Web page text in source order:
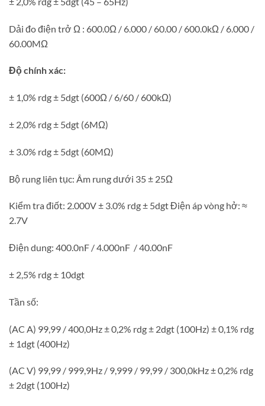
Dải đo điện trở Ω : 600.0Ω / 6.000 / 60.00 / 600.0kΩ / 6.000 /
60.00MΩ
Độ chính xác:
± 1,0% rdg ± 5dgt (600Ω / 6/60 / 600kΩ)
± 2,0% rdg ± 5dgt (6MΩ)
± 3.0% rdg ± 5dgt (60MΩ)
Bộ rung liên tục: Âm rung dưới 35 ± 25Ω
Kiểm tra điốt: 2.000V ± 3.0% rdg ± 5dgt Điện áp vòng hở: ≈
2.7V
Điện dung: 400.0nF / 4.000nF / 40.00nF
± 2,5% rdg ± 10dgt
Tần số:
(AC A) 99,99 / 400,0Hz ± 0,2% rdg ± 2dgt (100Hz) ± 0,1% rdg
± 1dgt (400Hz)
(AC V) 99,99 / 999,9Hz / 9,999 / 99,99 / 300,0kHz ± 0,2% rdg
± 2dgt (100Hz)